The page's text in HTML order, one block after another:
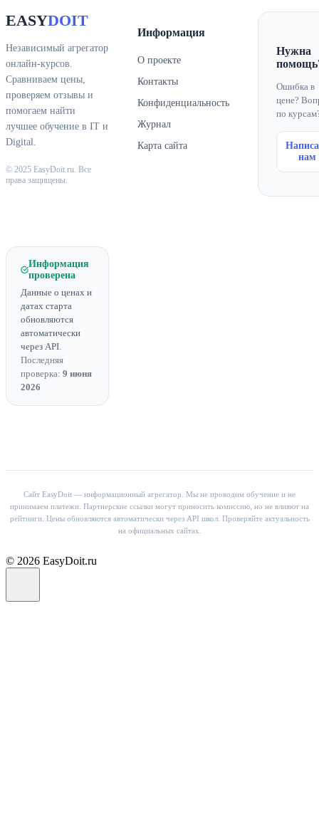
EASYDOIT
Независимый агрегатор
онлайн-курсов.
Сравниваем цены,
проверяем отзывы и
помогаем найти
лучшее обучение в IT и
Digital.
© 2025 EasyDoit.ru. Все
права защищены.
Информация
О проекте
Контакты
Конфиденциальность
Журнал
Карта сайта
Нужна
Ошибка в
цене?
по
нам
Информация
проверена
Данные о ценах и
датах старта
обновляются
автоматически
через API.
Последняя
проверка: 9 июня
2026
Сайт EasyDoit — информационный агрегатор. Мы не проводим обучение и не
принимаем платежи. Партнерские ссылки могут приносить комиссию, но не влияют на
рейтинги. Цены обновляются автоматически через API школ. Проверяйте актуальность
на официальных сайтах.
© 2026 EasyDoit.ru